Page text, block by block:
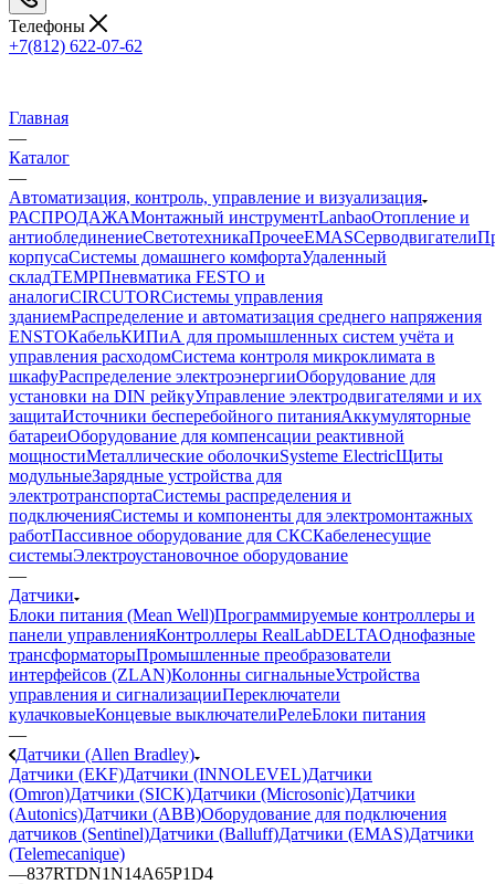
Телефоны
+7(812) 622-07-62
Главная
—
Каталог
—
Автоматизация, контроль, управление и визуализация
РАСПРОДАЖАМонтажный инструментLanbaoОтопление и
антиоблединениеСветотехникаПрочееEMASCерводвигатели
корпусаСистемы домашнего комфортаУдаленный
складTEMPПневматика FESTO и
аналогиCIRCUTORСистемы управления
зданиемРаспределение и автоматизация среднего напряжения
ENSTOКабельКИПиА для промышленных систем учёта и
управления расходомСистема контроля микроклимата в
шкафуРаспределение электроэнергииОборудование для
установки на DIN рейкуУправление электродвигателями и их
защитаИсточники бесперебойного питанияАккумуляторные
батареиОборудование для компенсации реактивной
мощностиМеталлические оболочкиSysteme ElectricЩиты
модульныеЗарядные устройства для
электротранспортаСистемы распределения и
подключенияСистемы и компоненты для электромонтажных
работПассивное оборудование для СКСКабеленесущие
системыЭлектроустановочное оборудование
—
Датчики
Блоки питания (Mean Well)Программируемые контроллеры и
панели управленияКонтроллеры RealLabDELTAОднофазные
трансформаторыПромышленные преобразователи
интерфейсов (ZLAN)Колонны сигнальныеУстройства
управления и сигнализацииПереключатели
кулачковыеКонцевые выключателиРелеБлоки питания
—
Датчики (Allen Bradley)
Датчики (EKF)Датчики (INNOLEVEL)Датчики
(Omron)Датчики (SICK)Датчики (Microsonic)Датчики
(Autonics)Датчики (ABB)Оборудование для подключения
датчиков (Sentinel)Датчики (Balluff)Датчики (EMAS)Датчики
(Telemecanique)
—837RTDN1N14A65P1D4